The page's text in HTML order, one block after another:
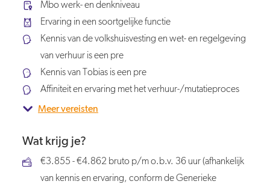
Mbo werk- en denkniveau
Ervaring in een soortgelijke functie
Kennis van de volkshuisvesting en wet- en regelgeving
van verhuur is een pre
Kennis van Tobias is een pre
Affiniteit en ervaring met het verhuur-/mutatieproces
Meer vereisten
Wat krijg je?
€3.855 - €4.862 bruto p/m o.b.v. 36 uur (afhankelijk
van kennis en ervaring, conform de Generieke